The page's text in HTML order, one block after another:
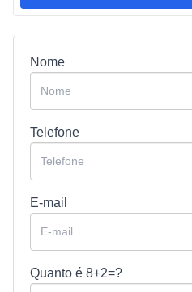
Nome
Telefone
E-mail
Quanto é 8+2=?